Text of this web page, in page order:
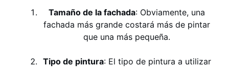
Tamaño de la fachada: Obviamente, una
fachada más grande costará más de pintar
que una más pequeña.
Tipo de pintura: El tipo de pintura a utilizar